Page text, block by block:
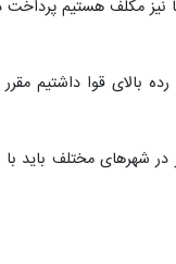
نیز مکلف هستیم
بالای قوا داشتیم
شهرهای مختلف باید